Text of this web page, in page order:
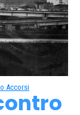
Accorsi